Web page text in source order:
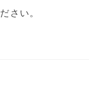
さい。